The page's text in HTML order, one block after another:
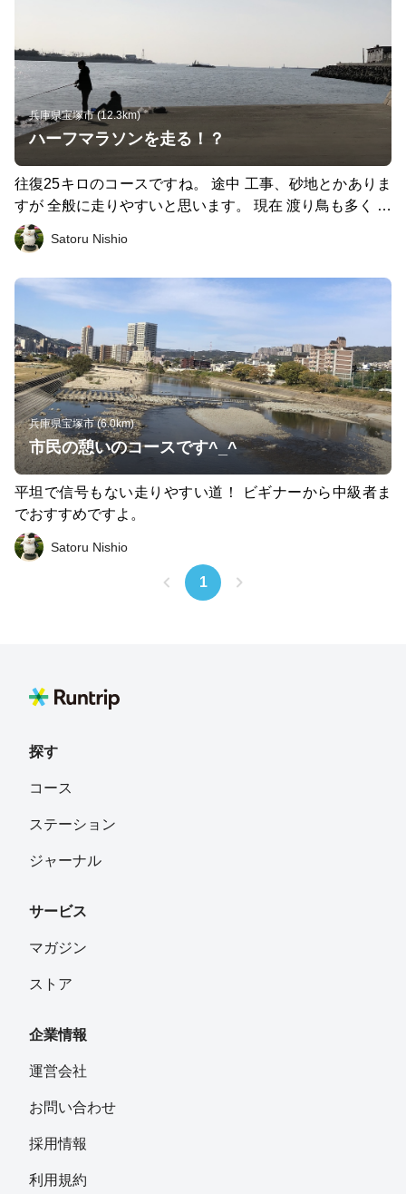
兵庫県宝塚市 (12.3km)
ハーフマラソンを走る！？
往復25キロのコースですね。 途中 工事、砂地とかありま
すが 全般に走りやすいと思います。 現在 渡り鳥も多く 走
る以外の楽しみもあります。 海が見えてくるとテンショ
ン上がりますが 帰路を考えるとペース配分に注意です
Satoru Nishio
兵庫県宝塚市 (6.0km)
市民の憩いのコースです^_^
平坦で信号もない走りやすい道！ ビギナーから中級者ま
でおすすめですよ。
Satoru Nishio
1
探す
コース
ステーション
ジャーナル
サービス
マガジン
ストア
企業情報
運営会社
お問い合わせ
採用情報
利用規約